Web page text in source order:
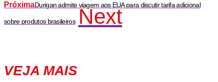
PróximaDurigan admite viagem aos EUA para discutir tarifa adicional
sobre produtos brasileiros Next
VEJA MAIS